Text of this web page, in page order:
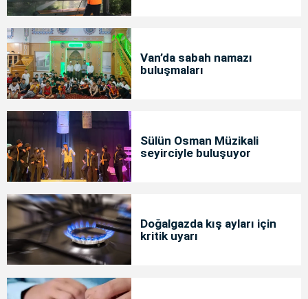
Van’da sabah namazı
buluşmaları
Sülün Osman Müzikali
seyirciyle buluşuyor
Doğalgazda kış ayları için
kritik uyarı